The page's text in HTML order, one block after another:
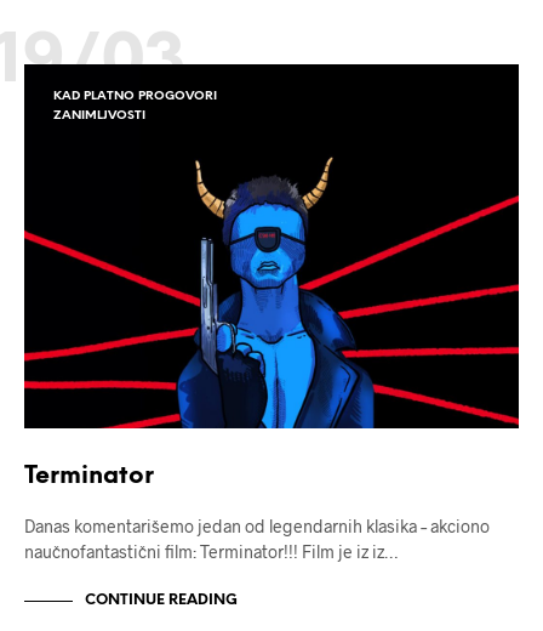
03
KAD PLATNO PROGOVORI
ZANIMLJVOSTI
Terminator
Danas komentarišemo jedan od legendarnih klasika – akciono
naučnofantastični film: Terminator!!! Film je iz iz…
CONTINUE READING